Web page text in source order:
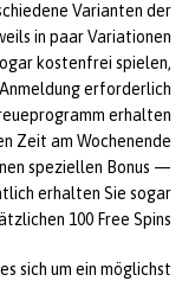
Varianten der
in paar Variationen
kostenfrei spielen,
erforderlich
erhalten
Zeit am Wochenende.
speziellen Bonus —
erhalten Sie sogar
100 Free Spins.
sich um ein möglichst